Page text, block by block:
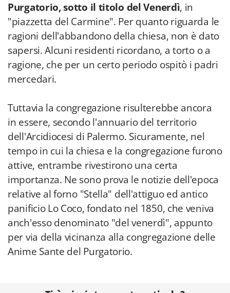
Purgatorio, sotto il titolo del Venerdì, in
"piazzetta del Carmine". Per quanto riguarda le
ragioni dell'abbandono della chiesa, non è dato
sapersi. Alcuni residenti ricordano, a torto o a
ragione, che per un certo periodo ospitò i padri
mercedari.
Tuttavia la congregazione risulterebbe ancora
in essere, secondo l'annuario del territorio
dell'Arcidiocesi di Palermo. Sicuramente, nel
tempo in cui la chiesa e la congregazione furono
attive, entrambe rivestirono una certa
importanza. Ne sono prova le notizie dell'epoca
relative al forno "Stella" dell'attiguo ed antico
panificio Lo Coco, fondato nel 1850, che veniva
anch'esso denominato "del venerdì", appunto
per via della vicinanza alla congregazione delle
Anime Sante del Purgatorio.